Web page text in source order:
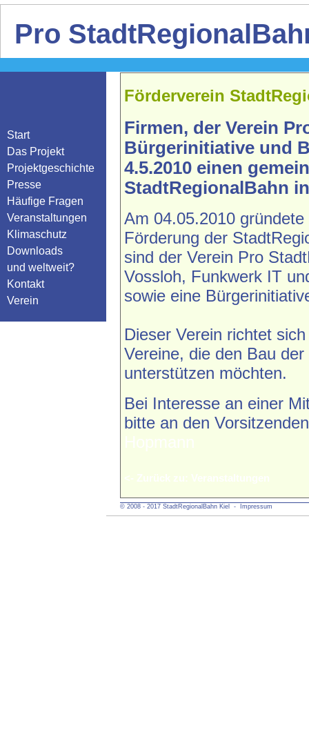
Pro
Start
Das Projekt
Projektgeschichte
Presse
Häufige Fragen
Veranstaltungen
Klimaschutz
Downloads
und weltweit?
Kontakt
Verein
Förderverein
Firmen, der Verein
Bürgerinitiative und
4.5.2010 einen
StadtRegionalBahn
Am 04.05.2010
Förderung der
sind der Verein Pro
Vossloh, Funkwerk IT
sowie eine
Dieser Verein richtet
Vereine, die den Bau
unterstützen möchten.
Bei Interesse an einer
bitte an den
Hopmann
<- Zurück zu: Veranstaltungen
© 2008 - 2017 StadtRegionalBahn Kiel - Impressum